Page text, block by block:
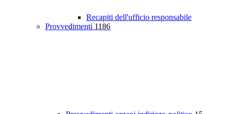
Recapiti dell'ufficio responsabile
Provvedimenti 1186